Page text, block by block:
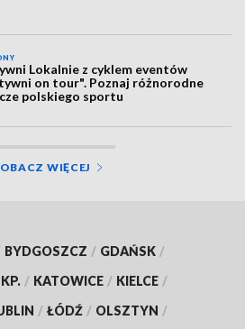
Lokalnie z cyklem eventów
on tour". Poznaj różnorodne
polskiego sportu
WIĘCEJ
BYDGOSZCZ / GDAŃSK /
/ KATOWICE / KIELCE /
/ ŁÓDŹ / OLSZTYN /